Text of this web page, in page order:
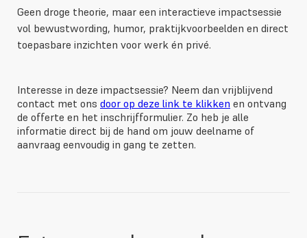
Geen droge theorie, maar een interactieve impactsessie
vol bewustwording, humor, praktijkvoorbeelden en direct
toepasbare inzichten voor werk én privé.
Interesse in deze impactsessie? Neem dan vrijblijvend
contact met ons door op deze link te klikken en ontvang
de offerte en het inschrijfformulier. Zo heb je alle
informatie direct bij de hand om jouw deelname of
aanvraag eenvoudig in gang te zetten.